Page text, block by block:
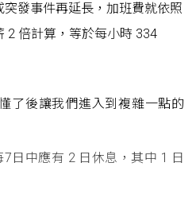
發事件再延長，加班費就依照
2 倍計算，等於每小時 334
了後讓我們進入到複雜一點的
7日中應有 2 日休息，其中 1 日